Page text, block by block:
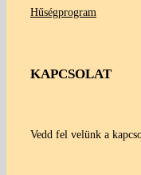
Hűségprogram
KAPCSOLAT
Vedd fel velünk a